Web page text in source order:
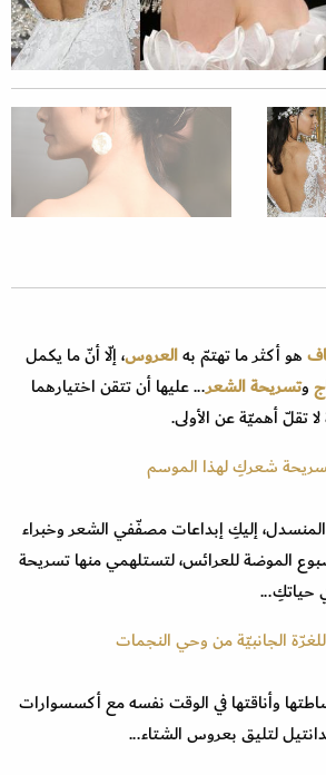
هو أكثر ما تهتمّ بهالعروس، إلّا أنّ ما يكمل
وتسريحة الشعر... عليها أن تتقن اختيارهما
تقلّ أهميّة عن الأولى.
شعركِ لهذا الموسم
إليكِ إبداعات مصفّفي الشعر وخبراء
الموضة للعرائس، لتستلهمي منها تسريحة
حياتكِ...
وأناقتها في الوقت نفسه مع أكسسوارات
لتليق بعروس الشتاء...